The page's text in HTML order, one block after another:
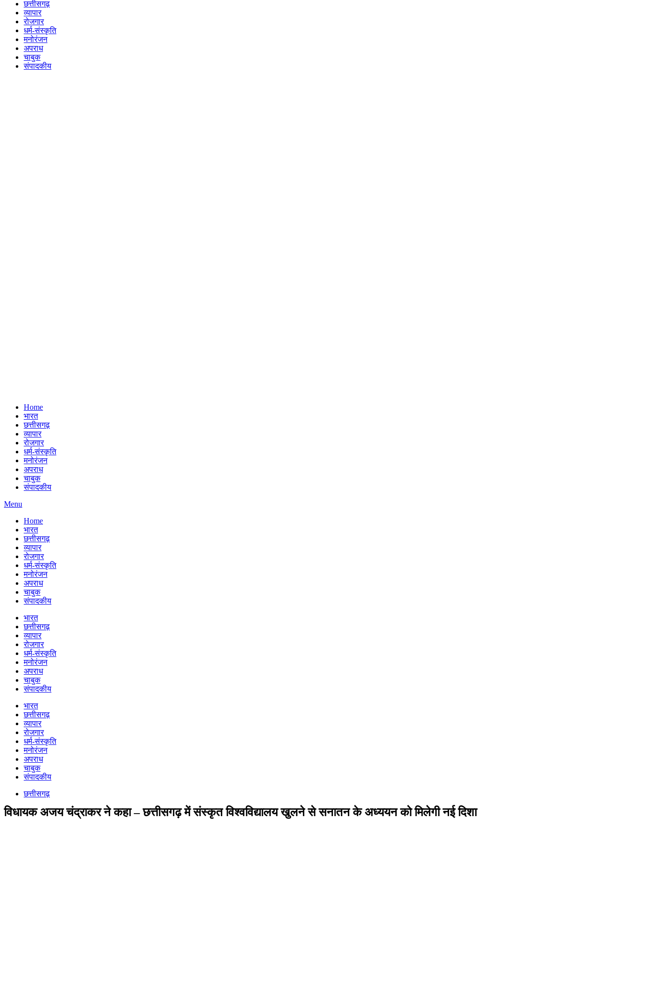
छत्तीसगढ़
व्यापार
रोजगार
धर्म-संस्कृति
मनोरंजन
अपराध
चाबुक
संपादकीय
Home
भारत
छत्तीसगढ़
व्यापार
रोजगार
धर्म-संस्कृति
मनोरंजन
अपराध
चाबुक
संपादकीय
Menu
Home
भारत
छत्तीसगढ़
व्यापार
रोजगार
धर्म-संस्कृति
मनोरंजन
अपराध
चाबुक
संपादकीय
भारत
छत्तीसगढ़
व्यापार
रोजगार
धर्म-संस्कृति
मनोरंजन
अपराध
चाबुक
संपादकीय
भारत
छत्तीसगढ़
व्यापार
रोजगार
धर्म-संस्कृति
मनोरंजन
अपराध
चाबुक
संपादकीय
छत्तीसगढ़
विधायक अजय चंद्राकर ने कहा – छत्तीसगढ़ में संस्कृत विश्वविद्यालय खुलने से सनातन के अध्ययन को मिलेगी नई दिशा